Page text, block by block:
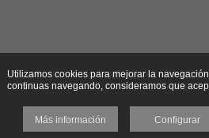
Utilizamos cookies para mejorar la
continuas navegando, consideramos que
Más información Configurar